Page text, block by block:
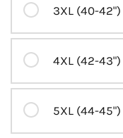
3XL (40-42")
4XL (42-43")
5XL (44-45")